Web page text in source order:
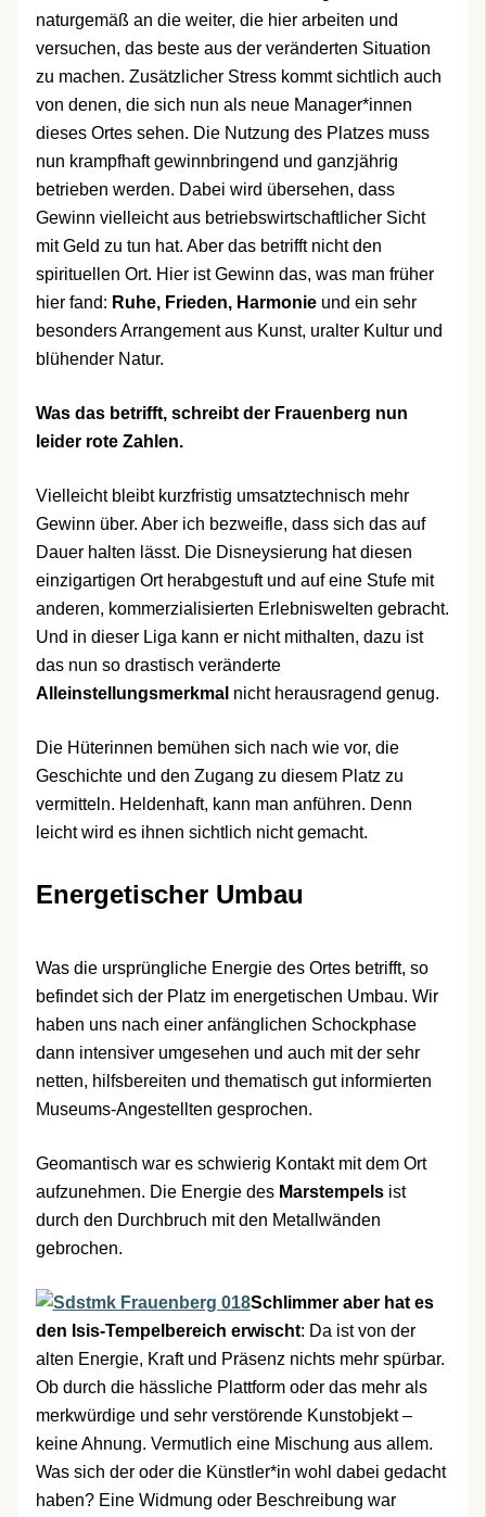
naturgemäß an die weiter, die hier arbeiten und
versuchen, das beste aus der veränderten Situation
zu machen. Zusätzlicher Stress kommt sichtlich auch
von denen, die sich nun als neue Manager*innen
dieses Ortes sehen. Die Nutzung des Platzes muss
nun krampfhaft gewinnbringend und ganzjährig
betrieben werden. Dabei wird übersehen, dass
Gewinn vielleicht aus betriebswirtschaftlicher Sicht
mit Geld zu tun hat. Aber das betrifft nicht den
spirituellen Ort. Hier ist Gewinn das, was man früher
hier fand: Ruhe, Frieden, Harmonieund ein sehr
besonders Arrangement aus Kunst, uralter Kultur und
blühender Natur.
Was das betrifft, schreibt der Frauenberg nun
leider rote Zahlen.
Vielleicht bleibt kurzfristig umsatztechnisch mehr
Gewinn über. Aber ich bezweifle, dass sich das auf
Dauer halten lässt. Die Disneysierung hat diesen
einzigartigen Ort herabgestuft und auf eine Stufe mit
anderen, kommerzialisierten Erlebniswelten gebracht.
Und in dieser Liga kann er nicht mithalten, dazu ist
das nun so drastisch veränderte
Alleinstellungsmerkmal nicht herausragend genug.
Die Hüterinnen bemühen sich nach wie vor, die
Geschichte und den Zugang zu diesem Platz zu
vermitteln. Heldenhaft, kann man anführen. Denn
leicht wird es ihnen sichtlich nicht gemacht.
Energetischer Umbau
Was die ursprüngliche Energie des Ortes betrifft, so
befindet sich der Platz im energetischen Umbau. Wir
haben uns nach einer anfänglichen Schockphase
dann intensiver umgesehen und auch mit der sehr
netten, hilfsbereiten und thematisch gut informierten
Museums-Angestellten gesprochen.
Geomantisch war es schwierig Kontakt mit dem Ort
aufzunehmen. Die Energie des Marstempelsist
durch den Durchbruch mit den Metallwänden
gebrochen.
Schlimmer aber hat es
den Isis-Tempelbereich erwischt: Da ist von der
alten Energie, Kraft und Präsenz nichts mehr spürbar.
Ob durch die hässliche Plattform oder das mehr als
merkwürdige und sehr verstörende Kunstobjekt –
keine Ahnung. Vermutlich eine Mischung aus allem.
Was sich der oder die Künstler*in wohl dabei gedacht
haben? Eine Widmung oder Beschreibung war